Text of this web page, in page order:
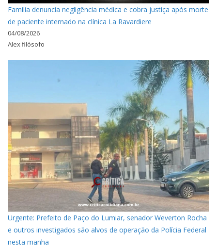
Família denuncia negligência médica e cobra justiça após morte
de paciente internado na clínica La Ravardiere
04/08/2026
Alex filósofo
Urgente: Prefeito de Paço do Lumiar, senador Weverton Rocha
e outros investigados são alvos de operação da Polícia Federal
nesta manhã